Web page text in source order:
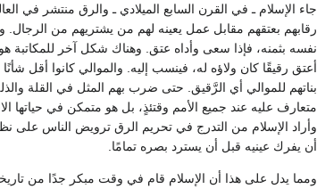
جاء الإسلام ـ في القرن السابع الميلادي ـ والرق منتشر في
رقابهم بعتقهم مقابل عمل يعينه لهم من يشتريهم من الرجال.
نفسه بثمنه، فإذا سعى وأداه عتق. وهناك شكل آخر للمكاتبة
أعتق رقيقًا كان ولاؤه له، فينسب إليه. والموالي كانوا أقل
بناتهم للموالي أي الرَّقيق. حتى ضرب بهم المثل في القلة
متعارف عليه عند جميع الأمم وقتئذٍ، بل هو متمكن في حياتها
وأراد الإسلام من التدرج في تحريم الرق ترويض الناس على
أن يفرك عينيه قبل أن يسترد بصره تمامًا.
ومما يدل على هذا أن الإسلام قام في وقت مبكر جدًا من تاريخه